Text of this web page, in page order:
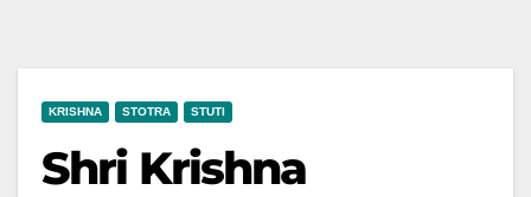
KRISHNA STOTRA STUTI
Shri Krishna